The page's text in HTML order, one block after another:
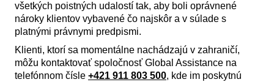
všetkých poistných udalostí tak, aby boli oprávnené
nároky klientov vybavené čo najskôr a v súlade s
platnými právnymi predpismi.
Klienti, ktorí sa momentálne nachádzajú v zahraničí,
môžu kontaktovať spoločnosť Global Assistance na
telefónnom čísle +421 911 803 500, kde im poskytnú